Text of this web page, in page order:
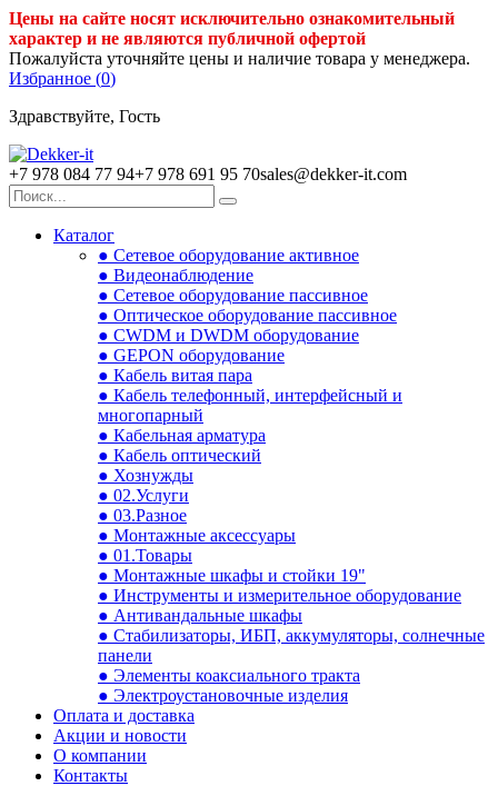
Цены на сайте носят исключительно ознакомительный
характер и не являются публичной офертой
Пожалуйста уточняйте цены и наличие товара у менеджера.
Избранное (0)
Здравствуйте, Гость
+7 978 084 77 94+7 978 691 95 70sales@dekker-it.com
Каталог
● Сетевое оборудование активное
● Видеонаблюдение
● Сетевое оборудование пассивное
● Оптическое оборудование пассивное
● CWDM и DWDM оборудование
● GEPON оборудование
● Кабель витая пара
● Кабель телефонный, интерфейсный и
многопарный
● Кабельная арматура
● Кабель оптический
● Хознужды
● 02.Услуги
● 03.Разное
● Монтажные аксессуары
● 01.Товары
● Монтажные шкафы и стойки 19"
● Инструменты и измерительное оборудование
● Антивандальные шкафы
● Стабилизаторы, ИБП, аккумуляторы, солнечные
панели
● Элементы коаксиального тракта
● Электроустановочные изделия
Оплата и доставка
Акции и новости
О компании
Контакты